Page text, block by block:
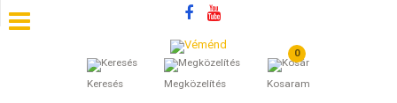
Keresés Megközelítés
0
Kosaram
SZÁLLÁSOK